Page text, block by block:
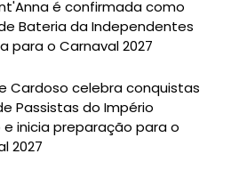
é confirmada como
Bateria da Independentes
para o Carnaval 2027
Cardoso celebra conquistas
Passistas do Império
e inicia preparação para o
2027